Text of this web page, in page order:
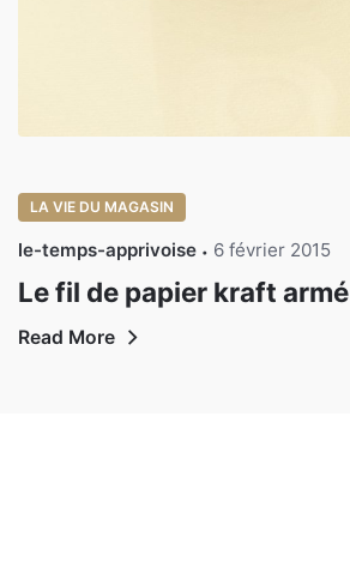
LA VIE DU MAGASIN
le-temps-apprivoise 6 février 2015
Le fil de papier kraft armé
Read More